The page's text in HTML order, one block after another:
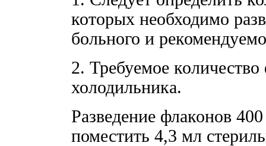
которых необходимо
больного и
2. Требуемое
холодильника.
Разведение флаконов
поместить 4,3 мл